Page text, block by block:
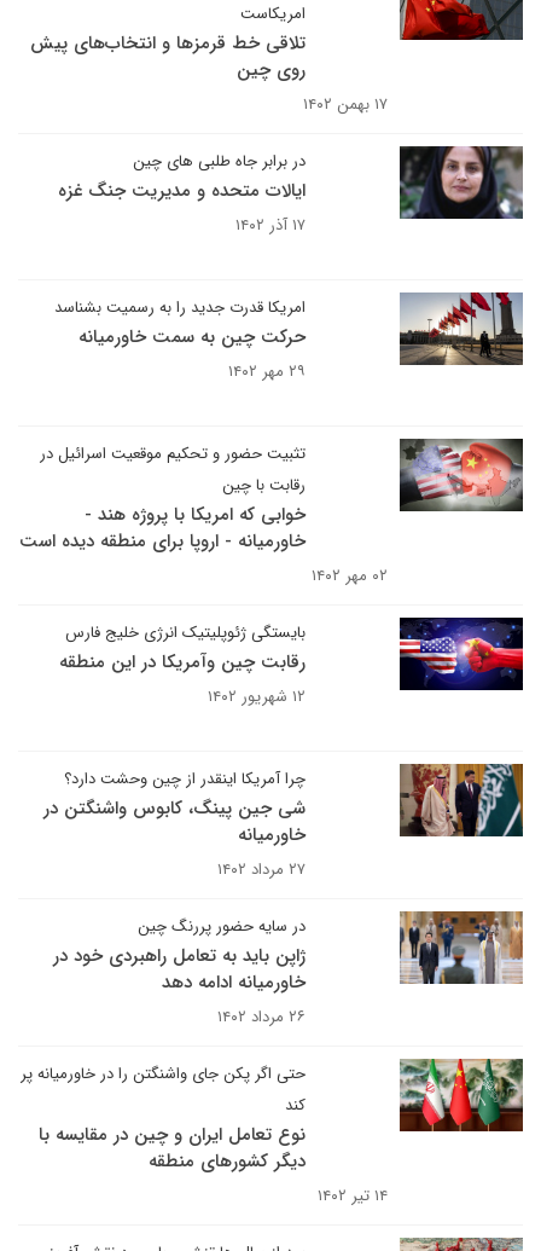
امریکاست
تلاقی خط قرمزها و انتخاب‌های پیش
روی چین
۱۷ بهمن ۱۴۰۲
در برابر جاه طلبی های چین
ایالات متحده و مدیریت جنگ غزه
۱۷ آذر ۱۴۰۲
امریکا قدرت جدید را به رسمیت بشناسد
حرکت چین به سمت خاورمیانه
۲۹ مهر ۱۴۰۲
تثبیت حضور و تحکیم موقعیت اسرائیل در
رقابت با چین
خوابی که امریکا با پروژه هند -
خاورمیانه - اروپا برای منطقه دیده است
۰۲ مهر ۱۴۰۲
بایستگی ژئوپلیتیک انرژی خلیج فارس
رقابت چین وآمریکا در این منطقه
۱۲ شهریور ۱۴۰۲
چرا آمریکا اینقدر از چین وحشت دارد؟
شی جین پینگ، کابوس واشنگتن در
خاورمیانه
۲۷ مرداد ۱۴۰۲
در سایه حضور پررنگ چین
ژاپن باید به تعامل راهبردی خود در
خاورمیانه ادامه دهد
۲۶ مرداد ۱۴۰۲
حتی اگر پکن جای واشنگتن را در خاورمیانه پر
کند
نوع تعامل ایران و چین در مقایسه با
دیگر کشورهای منطقه
۱۴ تیر ۱۴۰۲